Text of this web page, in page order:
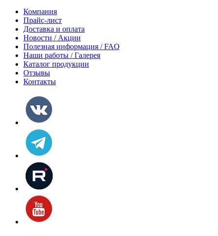
Компания
Прайс-лист
Доставка и оплата
Новости / Акции
Полезная информация / FAQ
Наши работы / Галерея
Каталог продукции
Отзывы
Контакты